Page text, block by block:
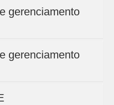
gerenciamento
gerenciamento